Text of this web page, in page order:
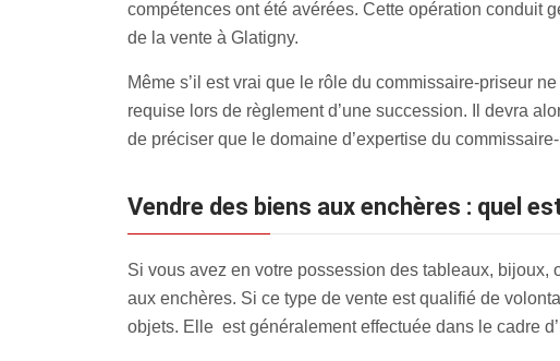
compétences ont été avérées. Cette opération conduit
de la vente à Glatigny.
Même s’il est vrai que le rôle du commissaire-priseur
requise lors de règlement d’une succession. Il devra
de préciser que le domaine d’expertise du
Vendre des biens aux enchères : quel
Si vous avez en votre possession des tableaux, bijoux,
aux enchères. Si ce type de vente est qualifié de
objets. Elle est généralement effectuée dans le cadre